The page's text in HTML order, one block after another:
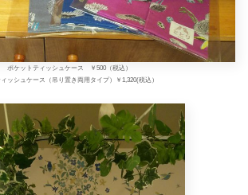
ポケットティッシュケース ￥500（税込）
ッシュケース（吊り置き両用タイプ）￥1,320(税込）